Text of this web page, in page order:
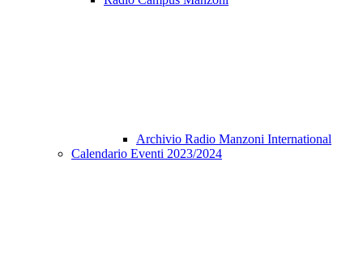
Archivio Radio Manzoni International
Calendario Eventi 2023/2024